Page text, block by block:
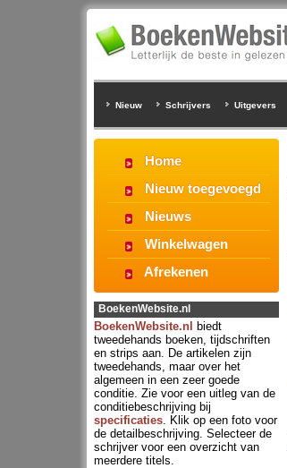
Nieuw Schrijvers Uitgevers
Home
Nieuw toegevoegd
Nieuws
Winkelwagen
Afrekenen
BoekenWebsite.nl
BoekenWebsite.nl
biedt
tweedehands boeken, tijdschriften
en strips aan. De artikelen zijn
tweedehands, maar over het
algemeen in een zeer goede
conditie. Zie voor een uitleg van de
conditiebeschrijving bij
specificaties. Klik op een foto voor
de detailbeschrijving. Selecteer de
schrijver voor een overzicht van
meerdere titels.